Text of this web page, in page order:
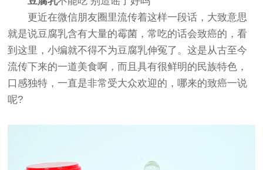
更近在微信朋友圈里流传着这样一段话，大致意思
就是说豆腐乳含有大量的霉菌，常吃的话会致癌的，看
到这里，小编就不得不为豆腐乳伸冤了。这是从古至今
流传下来的一道美食啊，而且具有很鲜明的民族特色，
口感独特，一直是非常受大众欢迎的，哪来的致癌一说
呢?